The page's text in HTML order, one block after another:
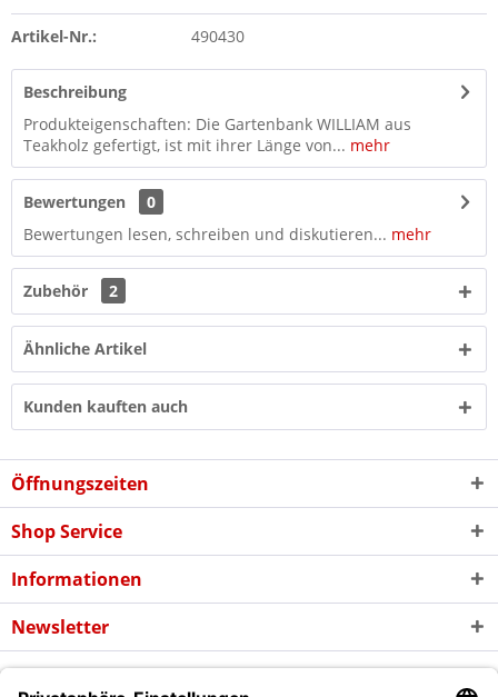
Artikel-Nr.: 490430
Beschreibung
Produkteigenschaften: Die Gartenbank WILLIAM aus
Teakholz gefertigt, ist mit ihrer Länge von... mehr
Bewertungen
0
Bewertungen lesen, schreiben und diskutieren... mehr
Zubehör 2
Ähnliche Artikel
Kunden kauften auch
Öffnungszeiten
Shop Service
Informationen
Newsletter
* Alle Preise inkl. gesetzl. Mehrwertsteuer zzgl. evtl. und